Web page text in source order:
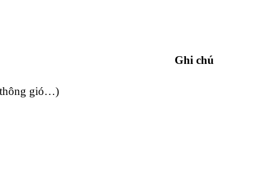
Ghi chú
thông gió…)